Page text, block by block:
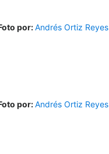
por:Andrés Ortiz Reyes
por:Andrés Ortiz Reyes